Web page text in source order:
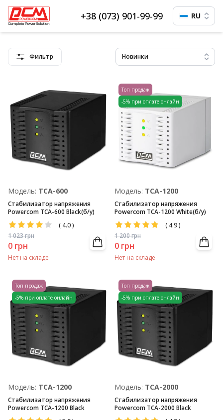
+38 (073) 901-99-99 RU
Фильтр Новинки
Модель: TCA-600
Стабилизатор напряжения
Powercom TCA-600 Black(б/у)
( 4.0)
1 023грн
0 грн
Нет на складе
Топ продаж
-5% при оплате онлайн
Модель: TCA-1200
Стабилизатор напряжения
Powercom TCA-1200 White(б/у)
( 4.9)
1 200грн
0 грн
Нет на складе
Топ продаж
-5% при оплате онлайн
Модель: TCA-1200
Стабилизатор напряжения
Powercom TCA-1200 Black
Топ продаж
-5% при оплате онлайн
Модель: TCA-2000
Стабилизатор напряжения
Powercom TCA-2000 Black